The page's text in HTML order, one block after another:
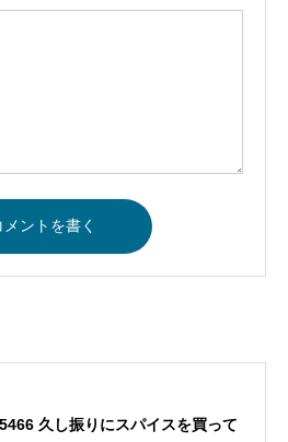
スパイスを買って